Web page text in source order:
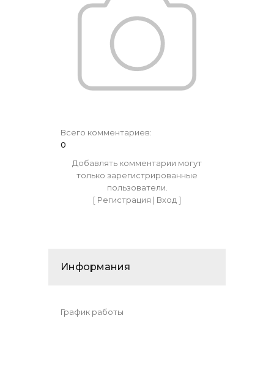
Всего комментариев:
0
Добавлять комментарии могут
только зарегистрированные
пользователи.
[ Регистрация | Вход]
Информания
График работы